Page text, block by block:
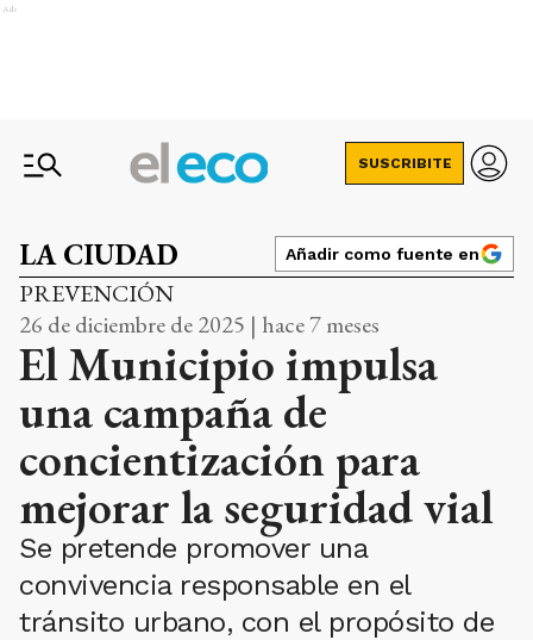
Ads
SUSCRIBITE
LA CIUDAD Añadir como fuente en
PREVENCIÓN
26 de diciembre de 2025 | hace 7 meses
El Municipio impulsa
una campaña de
concientización para
mejorar la seguridad vial
Se pretende promover una
convivencia responsable en el
tránsito urbano, con el propósito de